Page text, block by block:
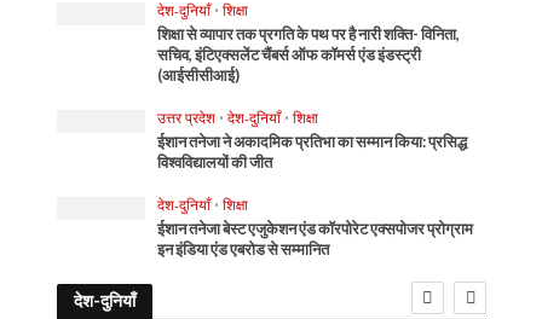
देश-दुनियाँ • शिक्षा
शिक्षा से व्यापार तक प्रगति के पथ पर है नारी शक्ति- विनिता,
सचिव, इंटिएक्सलेंट चैंबर्स ऑफ कॉमर्स एंड इंडस्ट्री
(आईसीसीआई)
उत्तर प्रदेश • देश-दुनियाँ • शिक्षा
ईशान तनेजा ने अकादमिक प्रतिभा का सम्मान किया: प्रसिद्ध
विश्वविद्यालयों की जीत
देश-दुनियाँ • शिक्षा
ईशान तनेजा बेस्ट एजुकेशन एंड कॉरपोरेट एक्सपोजर प्रोग्राम
इन इंडिया एंड एबरोड से सम्मानित
देश-दुनियाँ